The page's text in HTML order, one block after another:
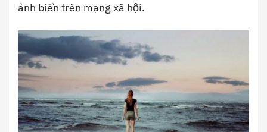
ảnh biển trên mạng xã hội.